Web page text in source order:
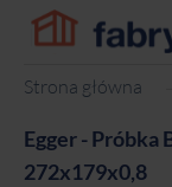
Strona główna
Egger - Próbka
272x179x0,8